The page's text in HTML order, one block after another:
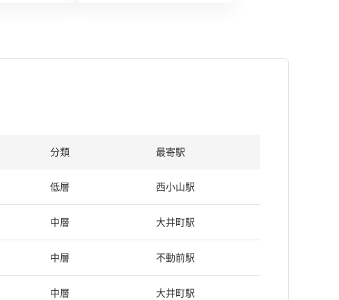
分類 最寄駅
低層 西小山駅
中層 大井町駅
中層 不動前駅
中層 大井町駅